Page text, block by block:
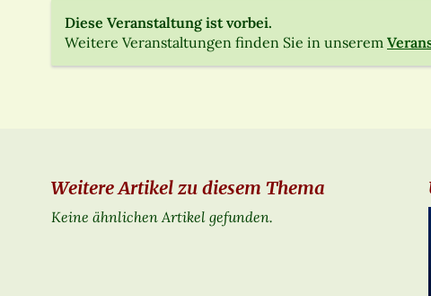
Diese Veranstaltung ist vorbei.
Weitere Veranstaltungen finden Sie in unserem
Weitere Artikel zu diesem Thema
Keine ähnlichen Artikel gefunden.